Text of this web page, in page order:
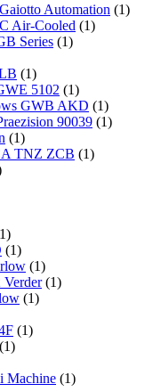
Automation (1)
Air-Cooled (1)
Series (1)
(1)
5102 (1)
GWB AKD (1)
90039 (1)
(1)
TNZ ZCB (1)
(1)
(1)
Verder (1)
(1)
(1)
(1)
Machine (1)